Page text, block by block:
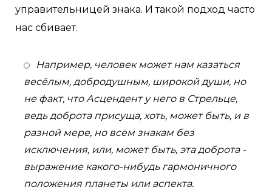
управительницей знака. И такой подход часто
нас сбивает.
Например, человек может нам казаться
весёлым, добродушным, широкой души, но
не факт, что Асцендент у него в Стрельце,
ведь доброта присуща, хоть, может быть, и в
разной мере, но всем знакам без
исключения, или, может быть, эта доброта -
выражение какого-нибудь гармоничного
положения планеты или аспекта.